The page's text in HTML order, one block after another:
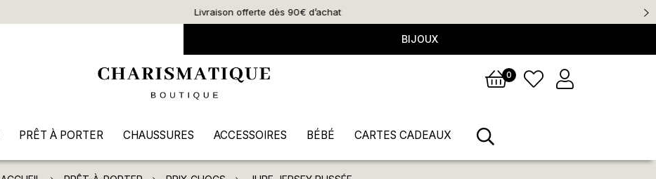
Livraison offerte dès 90€ d’achat
BIJOUX
0
PRÊT À PORTER CHAUSSURES ACCESSOIRES BÉBÉ CARTES CADEAUX